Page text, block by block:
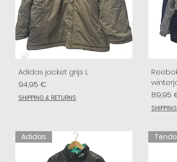
Adidas jacket grijs L
Preis
94,95 €
SHIPPING & RETURNS
Preis
89,95
Adidas